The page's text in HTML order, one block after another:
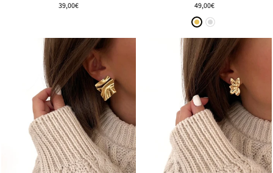
39,00€ 49,00€